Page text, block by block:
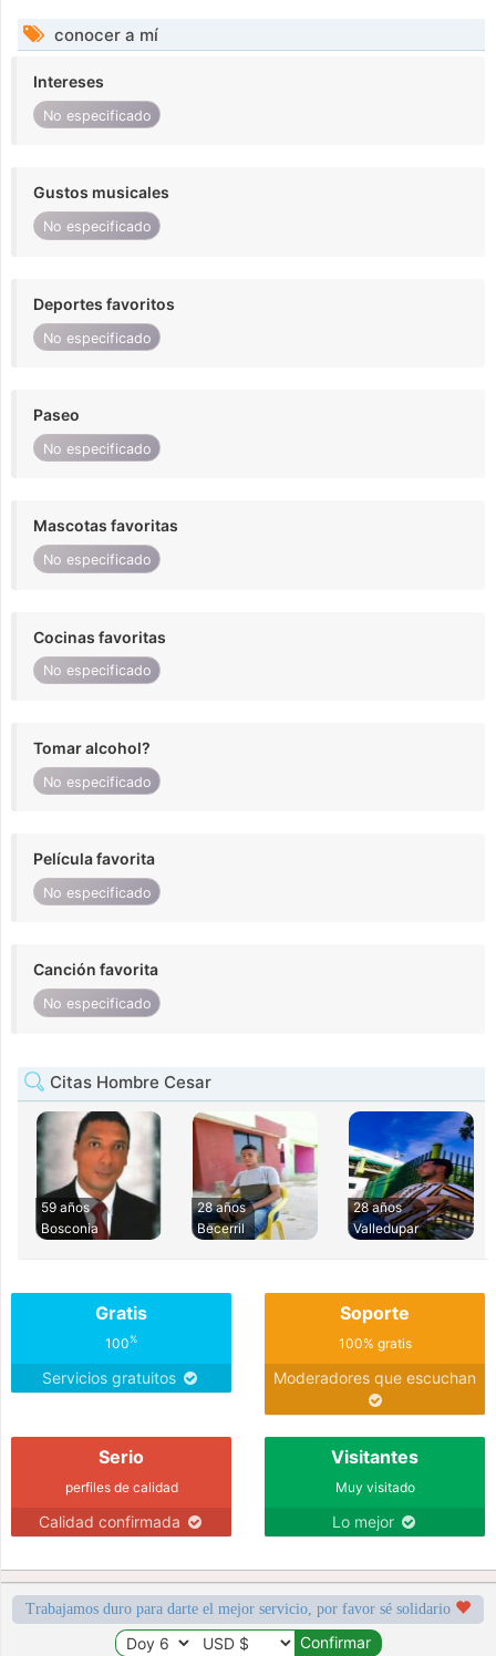
conocer a mí
Intereses
No especificado
Gustos musicales
No especificado
Deportes favoritos
No especificado
Paseo
No especificado
Mascotas favoritas
No especificado
Cocinas favoritas
No especificado
Tomar alcohol?
No especificado
Película favorita
No especificado
Canción favorita
No especificado
Citas Hombre Cesar
59 años
Bosconia
28 años
Becerril
28 años
Valledupar
Gratis
100%
Servicios gratuitos
Soporte
100% gratis
Moderadores que escuchan
Serio
perfiles de calidad
Calidad confirmada
Visitantes
Muy visitado
Lo mejor
Trabajamos duro para darte el mejor servicio, por favor sé solidario